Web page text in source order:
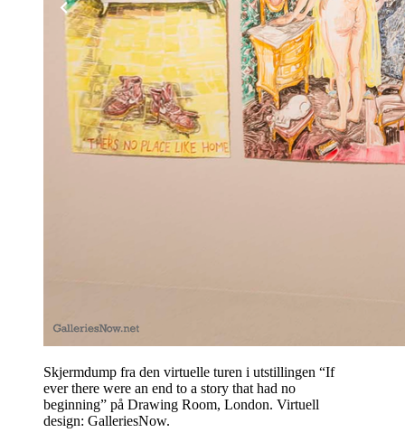
Skjermdump fra den virtuelle turen i utstillingen “If
ever there were an end to a story that had no
beginning” på Drawing Room, London. Virtuell
design: GalleriesNow.